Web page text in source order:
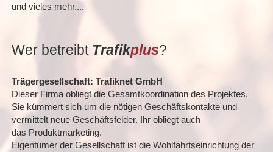
und vieles mehr....
Wer betreibt Trafikplus?
Trägergesellschaft: Trafiknet GmbH
Dieser Firma obliegt die Gesamtkoordination des Projektes.
Sie kümmert sich um die nötigen Geschäftskontakte und
vermittelt neue Geschäftsfelder. Ihr obliegt auch
das Produktmarketing.
Eigentümer der Gesellschaft ist die Wohlfahrtseinrichtung der